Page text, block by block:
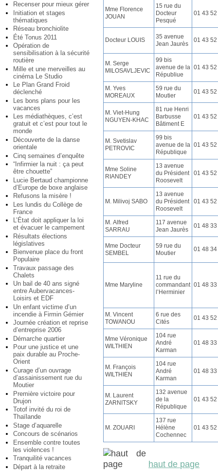
Recenser pour mieux gérer
Initiation et stages
thématiques
Réseau bronchiolite
Été Tonus 2011
Opération de
sensibilisation à la sécurité
routière
Mille et une merveilles au
cinéma Le Studio
Le Plan Grand Froid
déclenché
Les bons plans pour les
vacances
Les médiathèques, c’est
gratuit et c’est pour tout le
monde
Découverte de la danse
orientale
Cinq semaines d’enquête
“Infirmier la nuit : ça peut
être chouette”
Lucie Bertaud championne
d’Europe de boxe anglaise
Refusons la misère !
Les lundis du Collège de
France
L’État doit appliquer la loi
et évacuer le campement
Résultats élections
législatives
Bienvenue place du front
Populaire
Travaux passage des
Chalets
Un bail de 40 ans signé
entre Aubervacances-
Loisirs et EDF
Un enfant victime d’un
incendie à Firmin Gémier
Journée création et reprise
d’entreprise 2006
Démarche quartier
Pour une justice et une
paix durable au Proche-
Orient
Curage d’un ouvrage
d’assainissement rue du
Moutier
Première victoire pour
Drujon
Totof invité du roi de
Thaïlande
Stage d’aquarelle
Concours de scénarios
Ensemble contre toutes
les violences !
Tranquilité vacances
Départ à la retraite
Mme Florence
JOUAN
15 rue du
Docteur
Pesqué
01 43
Docteur LOUIS
35 avenue
Jean Jaurès
01 43
M. Serge
MILOSAVLJEVIC
99 bis
avenue de la
Républiue
01 43
M. Yves
MOREAUX
59 rue du
Moutier
01 43
M. Viet-Hung
NGUYEN-KHAC
81 rue Henri
Barbusse
Bâtiment E
01 43
M. Svetislav
PETROVIC
99 bis
avenue de la
République
01 43
Mme Soline
RIANDEY
13 avenue
du Président
Roosevelt
01 43
M. Milivoj SABO
13 avenue
du Président
Roosevelt
01 43
M. Alfred
SARRAU
117 avenue
Jean Jaurès
01 48
Mme Docteur
SEMBEL
59 rue du
Moutier
01 48
Mme Maryline
11 rue du
commandant
l’Herminier
01 48
M. Vincent
TOWANOU
6 rue des
Cités
01 43
Mme Véronique
WILTHIEN
104 rue
André
Karman
01 48
M. François
WILTHIEN
104 rue
André
Karman
01 48
M. Laurent
ZARNITSKY
132 avenue
de la
République
01 43
M. ZOUARI
137 rue
Hélène
Cochennec
01 43
haut de page